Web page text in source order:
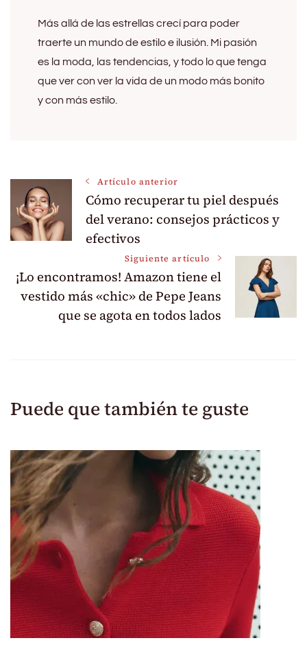
Más allá de las estrellas crecí para poder
traerte un mundo de estilo e ilusión. Mi pasión
es la moda, las tendencias, y todo lo que tenga
que ver con ver la vida de un modo más bonito
y con más estilo.
Navegación
de
entradas
Artículo anterior
Cómo recuperar tu piel después
del verano: consejos prácticos y
efectivos
Siguiente artículo
¡Lo encontramos! Amazon tiene el
vestido más «chic» de Pepe Jeans
que se agota en todos lados
Puede que también te guste